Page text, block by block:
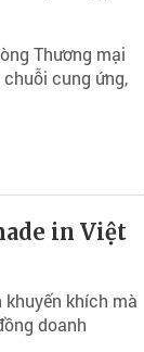
Thương mại
cung ứng,
in Việt
khích mà
doanh